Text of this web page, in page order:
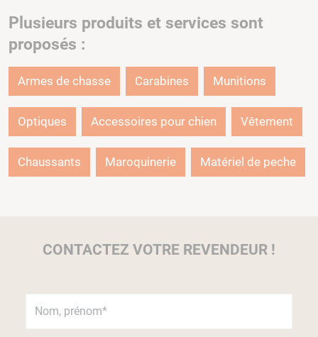
Plusieurs produits et services sont
proposés :
Armes de chasse Carabines Munitions
Optiques Accessoires pour chien Vêtement
Chaussants Maroquinerie Matériel de peche
CONTACTEZ VOTRE REVENDEUR !